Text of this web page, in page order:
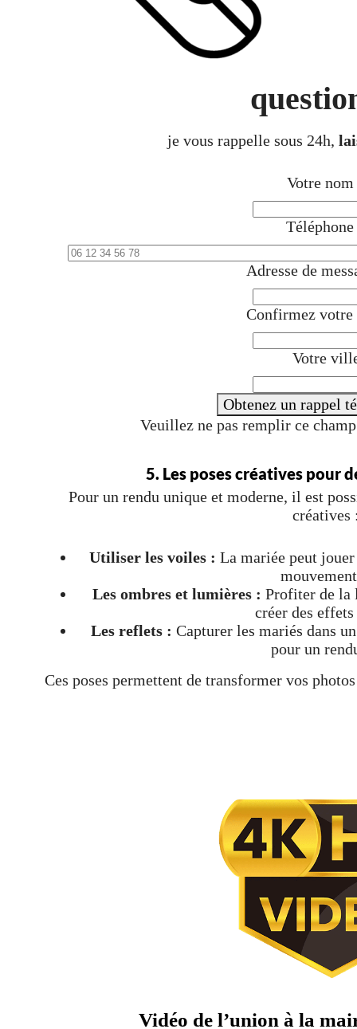
je vous rappelle sous 24h,
Votre nom
Téléphone
Adresse de
Confirmez
Votre
Obtenez un rappel
Veuillez ne pas remplir ce
5. Les poses créatives pour
Pour un rendu unique et moderne, il est
créatives
Utiliser les voiles : La mariée peut
Les ombres et lumières : Profiter de la
créer des
Les reflets : Capturer les mariés dans
pour un
Ces poses permettent de transformer vos
Vidéo de l’union à la